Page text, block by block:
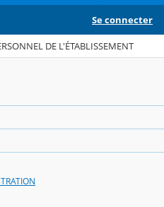
Se connecter
DE L'ÉTABLISSEMENT